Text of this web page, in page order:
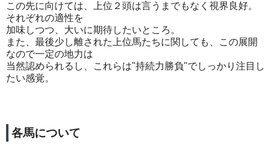
この先に向けては、上位２頭は言うまでもなく視界良好。
それぞれの適性を
加味しつつ、大いに期待したいところ。
また、最後少し離された上位馬たちに関しても、この展開
なので一定の地力は
当然認められるし、これらは"持続力勝負"でしっかり注目し
たい感覚。
各馬について